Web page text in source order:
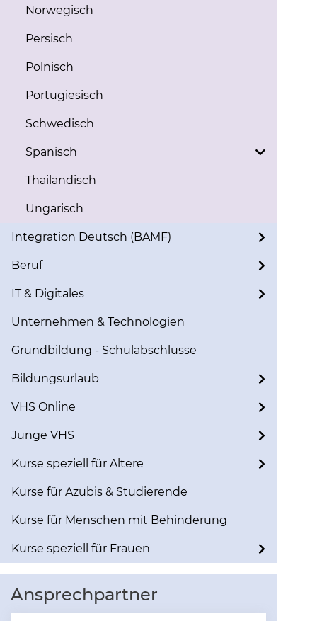
Norwegisch
Persisch
Polnisch
Portugiesisch
Schwedisch
Spanisch
Thailändisch
Ungarisch
Integration Deutsch (BAMF)
Beruf
IT & Digitales
Unternehmen & Technologien
Grundbildung - Schulabschlüsse
Bildungsurlaub
VHS Online
Junge VHS
Kurse speziell für Ältere
Kurse für Azubis & Studierende
Kurse für Menschen mit Behinderung
Kurse speziell für Frauen
Ansprechpartner